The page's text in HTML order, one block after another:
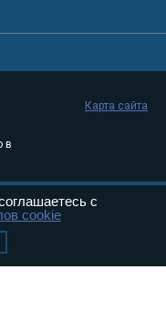
в
Карта сайта
с
cookie